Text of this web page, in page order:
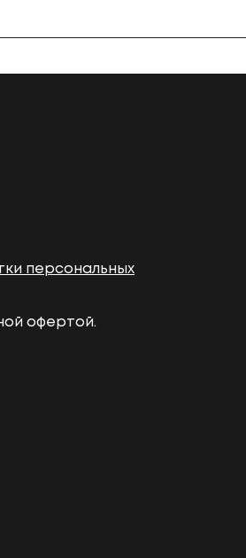
персональных
офертой.